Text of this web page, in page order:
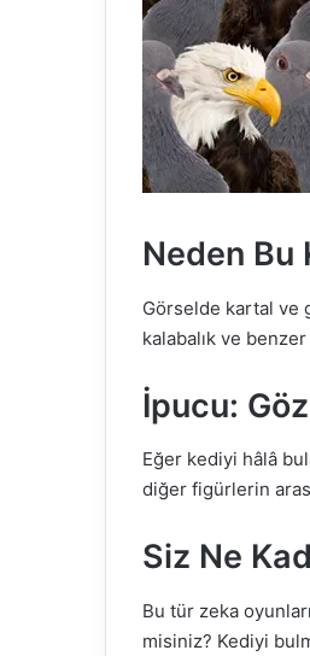
Neden Bu
Görselde kartal ve
kalabalık ve
İpucu:
Eğer kediyi hâlâ
diğer figürlerin
Siz Ne
Bu tür zeka
misiniz? Kediyi